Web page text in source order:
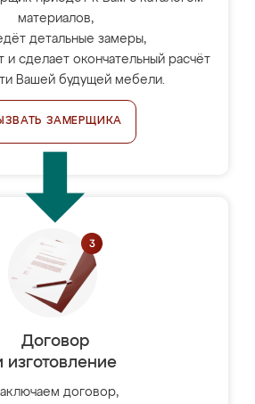
материалов,
детальные замеры,
и сделает окончательный расчёт
Вашей будущей мебели.
ЗАМЕРЩИКА
Договор
изготовление
договор,